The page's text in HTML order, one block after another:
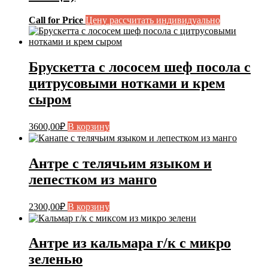
Call for Price Цену рассчитать индивидуально
Брускетта с лососем шеф посола с
цитрусовыми нотками и крем
сыром
3600,00₽ В корзину
Антре с телячьим языком и
лепестком из манго
2300,00₽ В корзину
Антре из кальмара г/к с микро
зеленью